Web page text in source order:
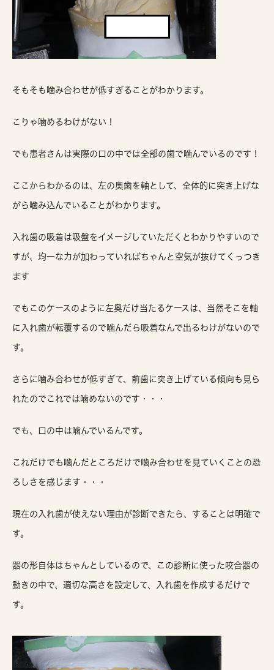
そもそも噛み合わせが低すぎることがわかります。
こりゃ噛めるわけがない！
でも患者さんは実際の口の中では全部の歯で噛んでいるのです！
ここからわかるのは、左の奥歯を軸として、全体的に突き上げな
がら噛み込んでいることがわかります。
入れ歯の吸着は吸盤をイメージしていただくとわかりやすいので
すが、均一な力が加わっていればちゃんと空気が抜けてくっつき
ます
でもこのケースのように左奥だけ当たるケースは、当然そこを軸
に入れ歯が転覆するので噛んだら吸着なんで出るわけがないので
す。
さらに噛み合わせが低すぎて、前歯に突き上げている傾向も見ら
れたのでこれでは噛めないのです・・・
でも、口の中は噛んでいるんです。
これだけでも噛んだところだけで噛み合わせを見ていくことの恐
ろしさを感じます・・・
現在の入れ歯が使えない理由が診断できたら、することは明確で
す。
器の形自体はちゃんとしているので、この診断に使った咬合器の
動きの中で、適切な高さを設定して、入れ歯を作成するだけで
す。